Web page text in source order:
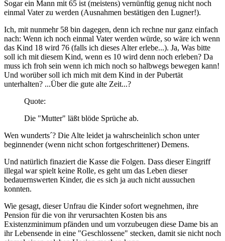
Sogar ein Mann mit 65 ist (meistens) vernünftig genug nicht noch
einmal Vater zu werden (Ausnahmen bestätigen den Lugner!).
Ich, mit nunmehr 58 bin dagegen, denn ich rechne nur ganz einfach
nach: Wenn ich noch einmal Vater werden würde, so wäre ich wenn
das Kind 18 wird 76 (falls ich dieses Alter erlebe...). Ja, Was bitte
soll ich mit diesem Kind, wenn es 10 wird denn noch erleben? Da
muss ich froh sein wenn ich mich noch so halbwegs bewegen kann!
Und worüber soll ich mich mit dem Kind in der Pubertät
unterhalten? ...Über die gute alte Zeit...?
Quote:
Die "Mutter" läßt blöde Sprüche ab.
Wen wunderts´? Die Alte leidet ja wahrscheinlich schon unter
beginnender (wenn nicht schon fortgeschrittener) Demens.
Und natürlich finaziert die Kasse die Folgen. Dass dieser Eingriff
illegal war spielt keine Rolle, es geht um das Leben dieser
bedauernswerten Kinder, die es sich ja auch nicht aussuchen
konnten.
Wie gesagt, dieser Unfrau die Kinder sofort wegnehmen, ihre
Pension für die von ihr verursachten Kosten bis ans
Existenzminimum pfänden und um vorzubeugen diese Dame bis an
ihr Lebensende in eine "Geschlossene" stecken, damit sie nicht noch